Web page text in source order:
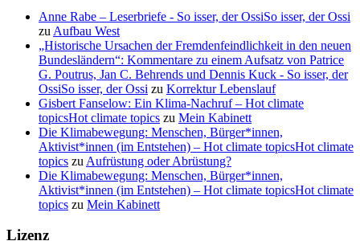
Anne Rabe – Leserbriefe - So isser, der OssiSo isser, der Ossi
zu Aufbau West
„Historische Ursachen der Fremdenfeindlichkeit in den neuen
Bundesländern“: Kommentare zu einem Aufsatz von Patrice
G. Poutrus, Jan C. Behrends und Dennis Kuck - So isser, der
OssiSo isser, der Ossi zu Korrektur Lebenslauf
Gisbert Fanselow: Ein Klima-Nachruf – Hot climate
topicsHot climate topics zu Mein Kabinett
Die Klimabewegung: Menschen, Bürger*innen,
Aktivist*innen (im Entstehen) – Hot climate topicsHot climate
topics zu Aufrüstung oder Abrüstung?
Die Klimabewegung: Menschen, Bürger*innen,
Aktivist*innen (im Entstehen) – Hot climate topicsHot climate
topics zu Mein Kabinett
Lizenz